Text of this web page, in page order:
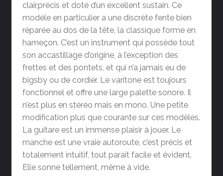
clair,précis et doté d’un excellent sustain. Ce
modèle en particulier a une discrète fente bien
réparée au dos de la tête, la classique forme en
hameçon. C’est un instrument qui possède tout
son accastillage d’origine, à l’exception des
frettes et des pontets, et qui n’a jamais eu de
bigsby ou de cordier. Le varitone est toujours
fonctionnel et offre une large palette sonore. Il
n’est plus en stéréo mais en mono. Une petite
modification plus que courante sur ces modèles.
La guitare est un immense plaisir à jouer. Le
manche est une vraie autoroute, c’est précis et
totalement intuitif, tout parait facile et évident.
Elle sonne tellement, même à vide.